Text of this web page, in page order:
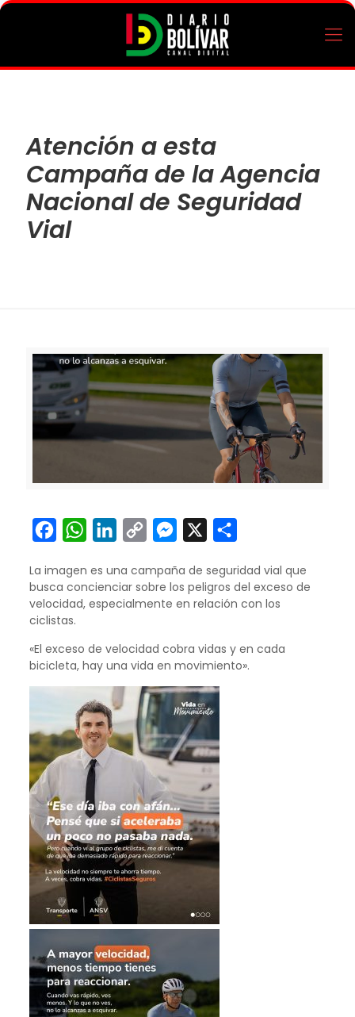
Atención a esta
Campaña de la Agencia
Nacional de Seguridad
Vial
FacebookWhatsAppLinkedIn
Copy
Messenger
La imagen es una campaña de seguridad vial que
busca concienciar sobre los peligros del exceso de
velocidad, especialmente en relación con los
ciclistas.
«El exceso de velocidad cobra vidas y en cada
bicicleta, hay una vida en movimiento».